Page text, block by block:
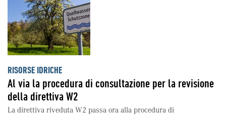
RISORSE IDRICHE
Al via la procedura di consultazione per la revisione
della direttiva W2
La direttiva riveduta W2 passa ora alla procedura di